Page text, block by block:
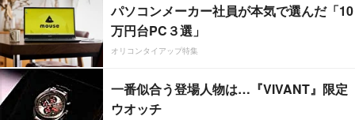
パソコンメーカー社員が本気で選んだ「10
万円台PC３選」
オリコンタイアップ特集
一番似合う登場人物は…『VIVANT』限定
ウオッチ